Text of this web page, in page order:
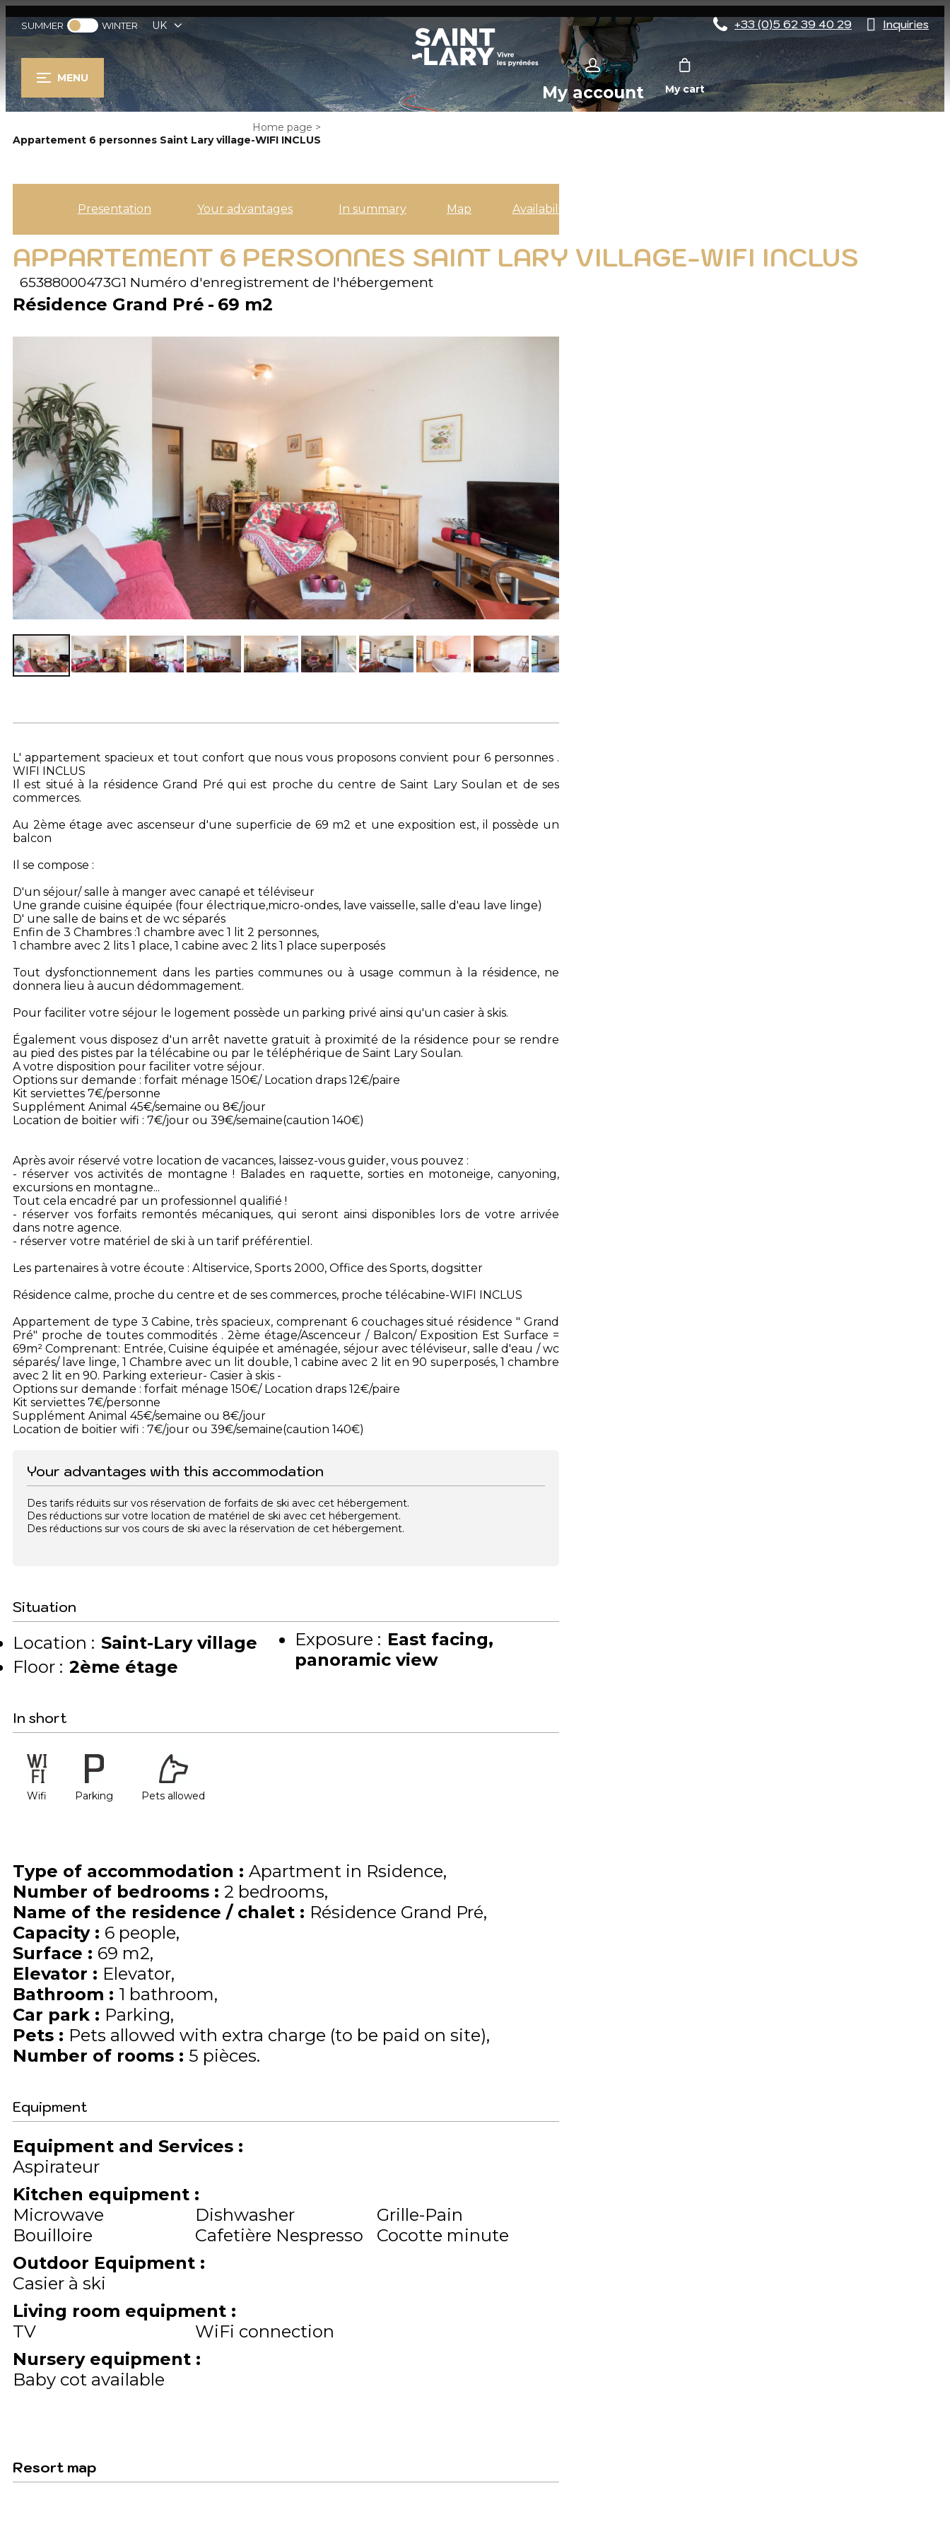
SUMMER WINTER UK +33 (0)5 62 39 40 29 Inquiries
MENU
My account My cart
Home page >
Appartement 6 personnes Saint Lary village-WIFI INCLUS
Presentation Your advantages In summary Map Availabilities
APPARTEMENT 6 PERSONNES SAINT LARY VILLAGE-WIFI INCLUS
65388000473G1 Numéro d'enregistrement de l'hébergement
Résidence Grand Pré 69 m2
L' appartement spacieux et tout confort que nous vous proposons convient pour 6 personnes .
WIFI INCLUS
Il est situé à la résidence Grand Pré qui est proche du centre de Saint Lary Soulan et de ses
commerces.
Au 2ème étage avec ascenseur d'une superficie de 69 m2 et une exposition est, il possède un
balcon
Il se compose :
D'un séjour/ salle à manger avec canapé et téléviseur
Une grande cuisine équipée (four électrique,micro-ondes, lave vaisselle, salle d'eau lave linge)
D' une salle de bains et de wc séparés
Enfin de 3 Chambres :1 chambre avec 1 lit 2 personnes,
1 chambre avec 2 lits 1 place, 1 cabine avec 2 lits 1 place superposés
Tout dysfonctionnement dans les parties communes ou à usage commun à la résidence, ne
donnera lieu à aucun dédommagement.
Pour faciliter votre séjour le logement possède un parking privé ainsi qu'un casier à skis.
Également vous disposez d'un arrêt navette gratuit à proximité de la résidence pour se rendre
au pied des pistes par la télécabine ou par le téléphérique de Saint Lary Soulan.
A votre disposition pour faciliter votre séjour.
Options sur demande : forfait ménage 150€/ Location draps 12€/paire
Kit serviettes 7€/personne
Supplément Animal 45€/semaine ou 8€/jour
Location de boitier wifi : 7€/jour ou 39€/semaine(caution 140€)
Après avoir réservé votre location de vacances, laissez-vous guider, vous pouvez :
- réserver vos activités de montagne ! Balades en raquette, sorties en motoneige, canyoning,
excursions en montagne...
Tout cela encadré par un professionnel qualifié !
- réserver vos forfaits remontés mécaniques, qui seront ainsi disponibles lors de votre arrivée
dans notre agence.
- réserver votre matériel de ski à un tarif préférentiel.
Les partenaires à votre écoute : Altiservice, Sports 2000, Office des Sports, dogsitter
Résidence calme, proche du centre et de ses commerces, proche télécabine-WIFI INCLUS
Appartement de type 3 Cabine, très spacieux, comprenant 6 couchages situé résidence " Grand
Pré" proche de toutes commodités . 2ème étage/Ascenceur / Balcon/ Exposition Est Surface =
69m² Comprenant: Entrée, Cuisine équipée et aménagée, séjour avec téléviseur, salle d'eau / wc
séparés/ lave linge, 1 Chambre avec un lit double, 1 cabine avec 2 lit en 90 superposés, 1 chambre
avec 2 lit en 90. Parking exterieur- Casier à skis -
Options sur demande : forfait ménage 150€/ Location draps 12€/paire
Kit serviettes 7€/personne
Supplément Animal 45€/semaine ou 8€/jour
Location de boitier wifi : 7€/jour ou 39€/semaine(caution 140€)
Your advantages with this accommodation
Des tarifs réduits sur vos réservation de forfaits de ski avec cet hébergement.
Des réductions sur votre location de matériel de ski avec cet hébergement.
Des réductions sur vos cours de ski avec la réservation de cet hébergement.
Situation
Location : Saint-Lary village
Floor : 2ème étage
Exposure : East facing
panoramic view
In short
Wifi Parking Pets allowed
Type of accommodation : Apartment in Rsidence
Number of bedrooms : 2 bedrooms
Name of the residence / chalet : Résidence Grand Pré
Capacity : 6 people
Surface : 69 m2
Elevator : Elevator
Bathroom : 1 bathroom
Car park : Parking
Pets : Pets allowed with extra charge (to be paid on site)
Number of rooms : 5 pièces
Equipment
Equipment and Services :
Aspirateur
Kitchen equipment :
Microwave
Dishwasher
Grille-Pain
Bouilloire
Cafetière Nespresso
Cocotte minute
Outdoor Equipment :
Casier à ski
Living room equipment :
TV
WiFi connection
Nursery equipment :
Baby cot available
Resort map